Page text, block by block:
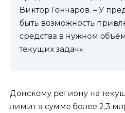
Виктор Гончаров. – У
быть возможность
средства в нужном
текущих задач».
Донскому региону на
лимит в сумме более 2,3